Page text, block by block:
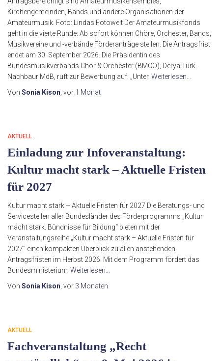
Kirchengemeinden, Bands und andere Organisationen der
Amateurmusik. Foto: Lindas Fotowelt Der Amateurmusikfonds
geht in die vierte Runde: Ab sofort können Chöre, Orchester, Bands,
Musikvereine und -verbände Förderanträge stellen. Die Antragsfrist
endet am 30. September 2026. Die Präsidentin des
Bundesmusikverbands Chor & Orchester (BMCO), Derya Türk-
Nachbaur MdB, ruft zur Bewerbung auf: „Unter Weiterlesen…
Von Sonia Kison , vor 1 Monat
AKTUELL
Einladung zur Infoveranstaltung:
Kultur macht stark – Aktuelle Fristen
für 2027
Kultur macht stark – Aktuelle Fristen für 2027 Die Beratungs- und
Servicestellen aller Bundesländer des Förderprogramms „Kultur
macht stark. Bündnisse für Bildung“ bieten mit der
Veranstaltungsreihe „Kultur macht stark – Aktuelle Fristen für
2027“ einen kompakten Überblick zu allen anstehenden
Antragsfristen im Herbst 2026. Mit dem Programm fördert das
Bundesministerium Weiterlesen…
Von Sonia Kison , vor 3 Monaten
AKTUELL
Fachveranstaltung „Recht